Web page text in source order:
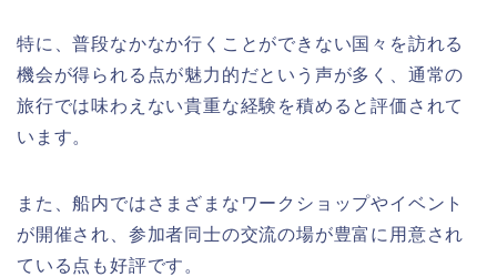
特に、普段なかなか行くことができない国々を訪れる
機会が得られる点が魅力的だという声が多く、通常の
旅行では味わえない貴重な経験を積めると評価されて
います。
また、船内ではさまざまなワークショップやイベント
が開催され、参加者同士の交流の場が豊富に用意され
ている点も好評です。